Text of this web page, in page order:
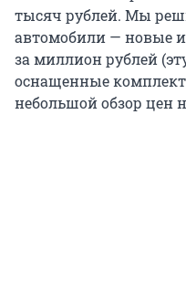
тысяч рублей. Мы
автомобили — новые
за миллион рублей
оснащенные
небольшой обзор цен